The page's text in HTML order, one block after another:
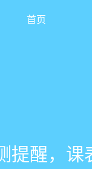
首页
易
提醒，课
课量自动
，沟通互